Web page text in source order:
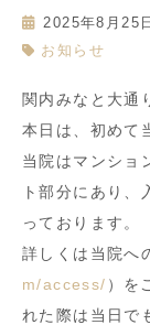
2025年8月25日
お知らせ
関内みなと大通
本日は、初めて
当院はマンショ
ト部分にあり、
っております。
詳しくは当院へ
m/access/ ）を
れた際は当日で